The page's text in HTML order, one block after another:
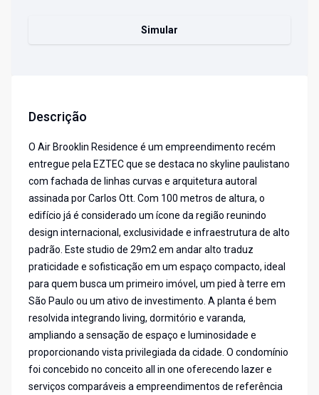
Simular
Descrição
O Air Brooklin Residence é um empreendimento recém
entregue pela EZTEC que se destaca no skyline paulistano
com fachada de linhas curvas e arquitetura autoral
assinada por Carlos Ott. Com 100 metros de altura, o
edifício já é considerado um ícone da região reunindo
design internacional, exclusividade e infraestrutura de alto
padrão. Este studio de 29m2 em andar alto traduz
praticidade e sofisticação em um espaço compacto, ideal
para quem busca um primeiro imóvel, um pied à terre em
São Paulo ou um ativo de investimento. A planta é bem
resolvida integrando living, dormitório e varanda,
ampliando a sensação de espaço e luminosidade e
proporcionando vista privilegiada da cidade. O condomínio
foi concebido no conceito all in one oferecendo lazer e
serviços comparáveis a empreendimentos de referência